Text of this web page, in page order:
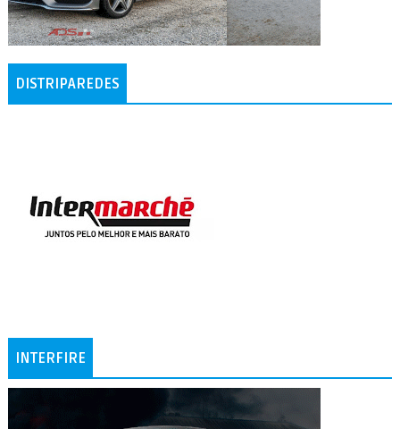
DISTRIPAREDES
INTERFIRE